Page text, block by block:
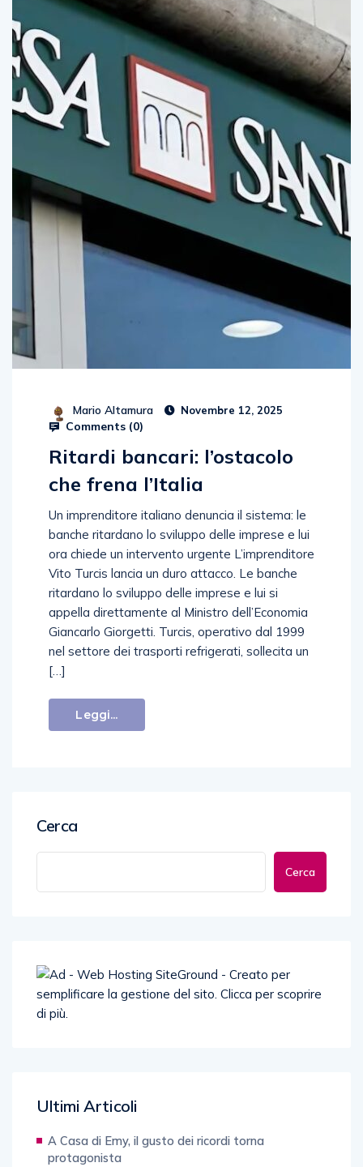
Mario Altamura Novembre 12, 2025
Comments (0)
Ritardi bancari: l’ostacolo
che frena l’Italia
Un imprenditore italiano denuncia il sistema: le
banche ritardano lo sviluppo delle imprese e lui
ora chiede un intervento urgente L’imprenditore
Vito Turcis lancia un duro attacco. Le banche
ritardano lo sviluppo delle imprese e lui si
appella direttamente al Ministro dell’Economia
Giancarlo Giorgetti. Turcis, operativo dal 1999
nel settore dei trasporti refrigerati, sollecita un
[…]
Leggi...
Cerca
Cerca
Ultimi Articoli
A Casa di Emy, il gusto dei ricordi torna
protagonista